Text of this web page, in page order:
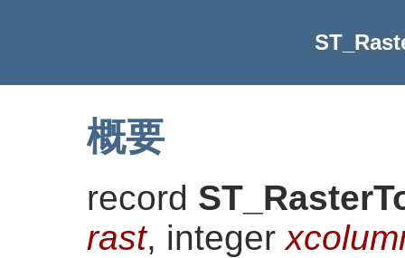
概要
record
rast, integer